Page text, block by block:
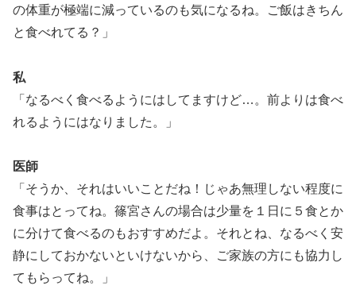
の体重が極端に減っているのも気になるね。ご飯はきちん
と食べれてる？」
私
「なるべく食べるようにはしてますけど…。前よりは食べ
れるようにはなりました。」
医師
「そうか、それはいいことだね！じゃあ無理しない程度に
食事はとってね。篠宮さんの場合は少量を１日に５食とか
に分けて食べるのもおすすめだよ。それとね、なるべく安
静にしておかないといけないから、ご家族の方にも協力し
てもらってね。」